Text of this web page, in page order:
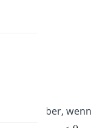
sich aber, wenn